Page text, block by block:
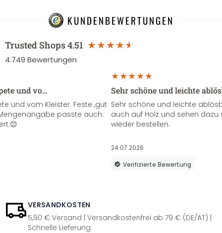
KUNDENBEWERTUNGEN
Trusted Shops4.51
4.749 Bewertungen
und vo…
und vom Kleister. Feste ,gut
passte auch.
Sehr schöne und leichte
Sehr schöne und leichte
auch auf Holz und sehen
wieder bestellen.
24.07.2026
Verifizierte Bewertung
VERSANDKOSTEN
5,90 € Versand | Versandkostenfrei ab 79 € (DE/AT) |
Schnelle Lieferung